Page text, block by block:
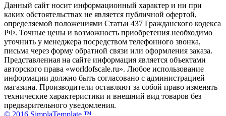
Данный сайт носит информационный характер и ни при
каких обстоятельствах не является публичной офертой,
определяемой положениями Статьи 437 Гражданского кодекса
РФ. Точные цены и возможность приобретения необходимо
уточнить у менеджера посредством телефонного звонка,
письма через форму обратной связи или оформления заказа.
Представленная на сайте информация является объектами
авторского права «worldofscale.ru». Любое использование
информации должно быть согласовано с администрацией
магазина. Производители оставляют за собой право изменять
технические характеристики и внешний вид товаров без
предварительного уведомления.
© 2016 SimplaTemplate ™